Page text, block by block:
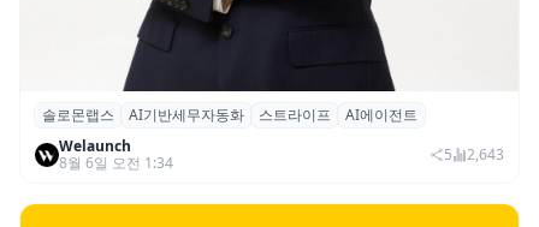
솔로몬랩스, 스트라이프 출신 이창헌 영입…
절세 전략 AI 에이전트 개발 본격화
솔로몬랩스 AI기반세무자동화 스트라이프
AI에이전트
Welaunch
8월 6일 오전 1:34
5 2,643